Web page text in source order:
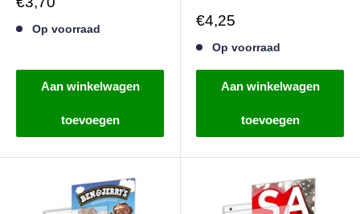
Op voorraad
Aan winkelwagen
toevoegen
Verkoopprijs
€4,25
Op voorraad
Aan winkelwagen
toevoegen